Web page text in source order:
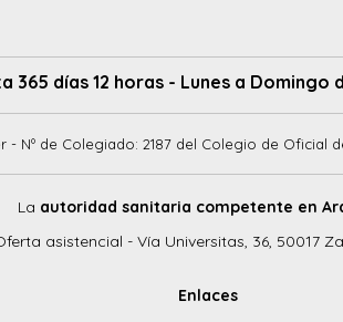
365 días 12 horas - Lunes a Domingo
Nº de Colegiado: 2187 del Colegio de Oficial
La autoridad sanitaria competente en
asistencial - Vía Universitas, 36, 50017
Enlaces